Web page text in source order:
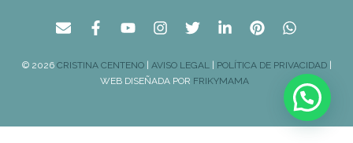
© 2026 CRISTINA CENTENO| AVISO LEGAL | POLÍTICA DE PRIVACIDAD|
WEB DISEÑADA POR FRIKYMAMA